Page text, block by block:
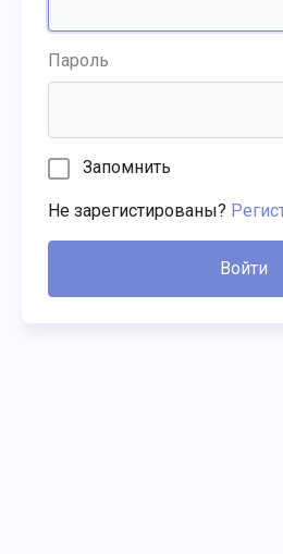
Пароль
Запомнить
Не зарегистированы?